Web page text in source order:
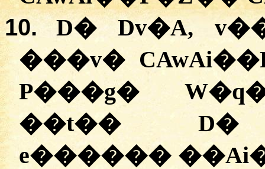
10.
D� Dv�A,
���v�
P���g�
��t�� D�
e������